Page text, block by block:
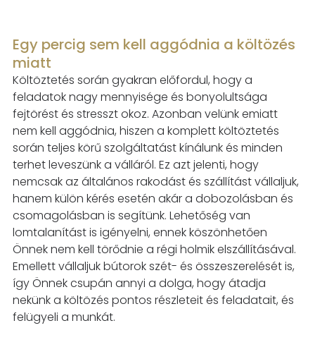
Egy percig sem kell aggódnia a költözés
miatt
Költöztetés során gyakran előfordul, hogy a
feladatok nagy mennyisége és bonyolultsága
fejtörést és stresszt okoz. Azonban velünk emiatt
nem kell aggódnia, hiszen a komplettköltöztetés
során teljes körű szolgáltatást kínálunk és minden
terhet leveszünk a válláról. Ez aztjelenti, hogy
nemcsak az általános rakodást és szállítást vállaljuk,
hanem külön kérés esetén akár a dobozolásban és
csomagolásban is segítünk. Lehetőség van
lomtalanítást is igényelni, ennek köszönhetően
Önnek nem kell törődnie a régi holmik elszállításával.
Emellett vállaljukbútorok szét- és összeszerelését is,
így Önnek csupán annyi a dolga, hogy átadja
nekünk a költözés pontos részleteit és feladatait, és
felügyeli a munkát.